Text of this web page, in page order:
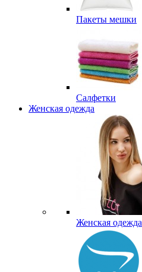
Пакеты мешки
Салфетки
Женская одежда
Женская одежда